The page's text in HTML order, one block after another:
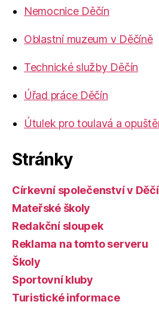
Nemocnice Děčín
Oblastní muzeum v Děčíně
Technické služby Děčín
Úřad práce Děčín
Útulek pro toulavá a
Stránky
Církevní společenství v
Mateřské školy
Redakční sloupek
Reklama na tomto serveru
Školy
Sportovní kluby
Turistické informace